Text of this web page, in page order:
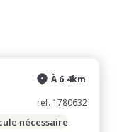
À 6.4km
ref. 1780632
nécessaire